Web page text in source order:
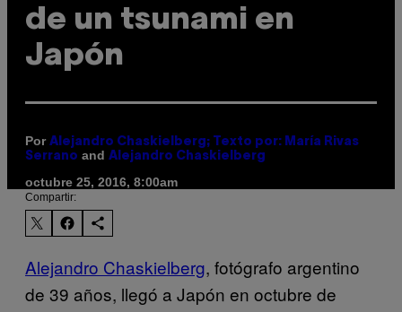
de un tsunami en
Japón
Por Alejandro Chaskielberg; Texto por: María Rivas
Serrano and Alejandro Chaskielberg
octubre 25, 2016, 8:00am
Compartir:
Alejandro Chaskielberg, fotógrafo argentino
de 39 años, llegó a Japón en octubre de